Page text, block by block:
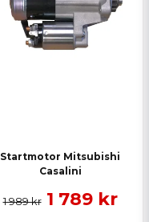
Startmotor Mitsubishi
Casalini
1 989 kr 1 789 kr